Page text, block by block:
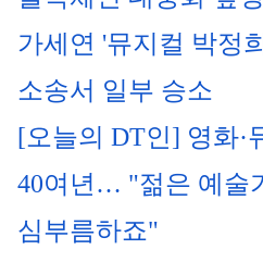
가세연 '뮤지컬 박정
소송서 일부 승소
[오늘의 DT인] 영화·
40여년… "젊은 예술
심부름하죠"